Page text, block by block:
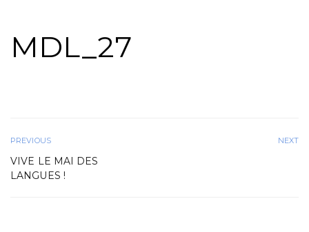
MDL_27
PREVIOUS
VIVE LE MAI DES
LANGUES !
NEXT